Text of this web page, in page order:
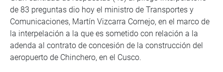
de 83 preguntas dio hoy el ministro de Transportes y
Comunicaciones, Martín Vizcarra Cornejo, en el marco de
la interpelación a la que es sometido con relación a la
adenda al contrato de concesión de la construcción del
aeropuerto de Chinchero, en el Cusco.